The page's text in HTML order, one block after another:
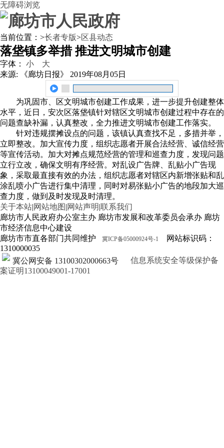
无障碍浏览
当前位置： >长者专版>区县动态
落垡镇多举措 推进文明城市创建
字体： 小
大
来源: 《廊坊日报》
2019年08月05日
为巩固市、区文明城市创建工作成果，进一步提升创建整体
水平，近日，安次区落垡镇针对辖区文明城市创建过程中存在的
问题查缺补漏，认真整改，全力推进文明城市创建工作落实。
针对违规摆摊设点的问题，该镇认真查找不足，多措并举，
立即整改。加大宣传力度，组织志愿者开展合法经营、诚信经营
等宣传活动。加大对摊点规范经营的管理和巡查力度，发现问题
立行立改，确保文明有序经营。对乱设广告牌、乱贴小广告现
象，采取最直接有效的办法，组织志愿者对辖区内新增张贴和乱
涂乱喷小广告进行集中清理，同时对易张贴小广告的地段加大巡
查力度，做到及时发现及时清理。
关于本站|网站地图 |网站声明|联系我们
廊坊市人民政府办公室主办 廊坊市发展和改革委员会承办 廊坊
市经济信息中心建设
廊坊市市直各部门共同维护
冀ICP备05000924号-1
网站标识码：
1310000035
冀公网安备 13100302000663号
信息系统安全等级保护备
案证明13100049001-17001